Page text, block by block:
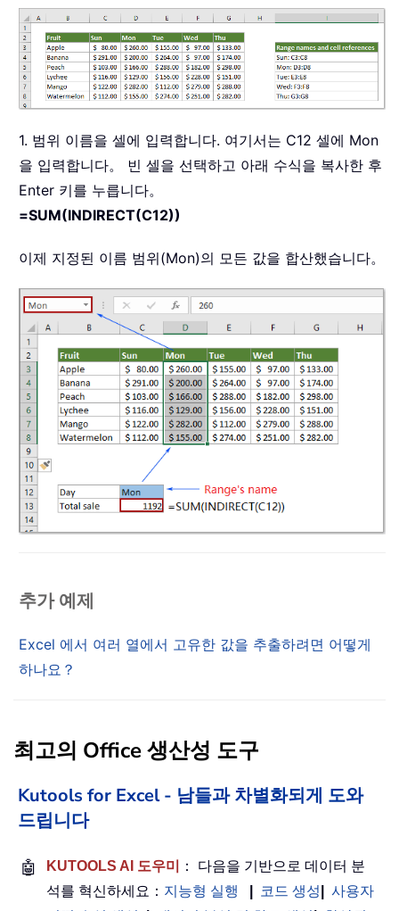
1. 범위 이름을 셀에 입력합니다. 여기서는 C12 셀에 Mon
을 입력합니다。 빈 셀을 선택하고 아래 수식을 복사한 후
Enter 키를 누릅니다。
=SUM(INDIRECT(C12))
이제 지정된 이름 범위(Mon)의 모든 값을 합산했습니다。
추가 예제
Excel 에서 여러 열에서 고유한 값을 추출하려면 어떻게
하나요？
최고의 Office 생산성 도구
Kutools for Excel - 남들과 차별화되게 도와
드립니다
🤖 KUTOOLS AI 도우미
： 다음을 기반으로 데이터 분
석를 혁신하세요： 지능형 실행 코드 생성
사용자